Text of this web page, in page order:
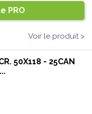
PRO
Voir le produit >
50X118 - 25CAN